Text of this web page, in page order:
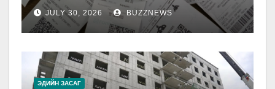
JULY 30, 2026 BUZZNEWS
ЭДИЙН ЗАСАГ